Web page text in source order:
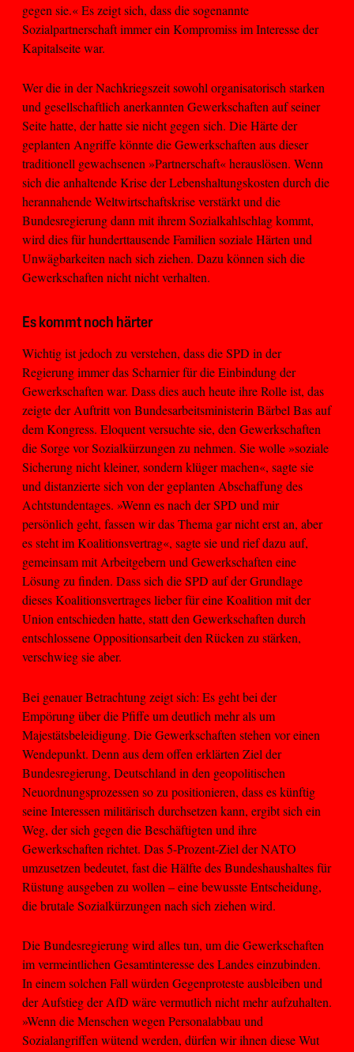
gegen sie.« Es zeigt sich, dass die sogenannte
Sozialpartnerschaft immer ein Kompromiss im Interesse der
Kapitalseite war.
Wer die in der Nachkriegszeit sowohl organisatorisch starken
und gesellschaftlich anerkannten Gewerkschaften auf seiner
Seite hatte, der hatte sie nicht gegen sich. Die Härte der
geplanten Angriffe könnte die Gewerkschaften aus dieser
traditionell gewachsenen »Partnerschaft« herauslösen. Wenn
sich die anhaltende Krise der Lebenshaltungskosten durch die
herannahende Weltwirtschaftskrise verstärkt und die
Bundesregierung dann mit ihrem Sozialkahlschlag kommt,
wird dies für hunderttausende Familien soziale Härten und
Unwägbarkeiten nach sich ziehen. Dazu können sich die
Gewerkschaften nicht nicht verhalten.
Es kommt noch härter
Wichtig ist jedoch zu verstehen, dass die SPD in der
Regierung immer das Scharnier für die Einbindung der
Gewerkschaften war. Dass dies auch heute ihre Rolle ist, das
zeigte der Auftritt von Bundesarbeitsministerin Bärbel Bas auf
dem Kongress. Eloquent versuchte sie, den Gewerkschaften
die Sorge vor Sozialkürzungen zu nehmen. Sie wolle »soziale
Sicherung nicht kleiner, sondern klüger machen«, sagte sie
und distanzierte sich von der geplanten Abschaffung des
Achtstundentages. »Wenn es nach der SPD und mir
persönlich geht, fassen wir das Thema gar nicht erst an, aber
es steht im Koalitionsvertrag«, sagte sie und rief dazu auf,
gemeinsam mit Arbeitgebern und Gewerkschaften eine
Lösung zu finden. Dass sich die SPD auf der Grundlage
dieses Koalitionsvertrages lieber für eine Koalition mit der
Union entschieden hatte, statt den Gewerkschaften durch
entschlossene Oppositionsarbeit den Rücken zu stärken,
verschwieg sie aber.
Bei genauer Betrachtung zeigt sich: Es geht bei der
Empörung über die Pfiffe um deutlich mehr als um
Majestätsbeleidigung. Die Gewerkschaften stehen vor einen
Wendepunkt. Denn aus dem offen erklärten Ziel der
Bundesregierung, Deutschland in den geopolitischen
Neuordnungsprozessen so zu positionieren, dass es künftig
seine Interessen militärisch durchsetzen kann, ergibt sich ein
Weg, der sich gegen die Beschäftigten und ihre
Gewerkschaften richtet. Das 5-Prozent-Ziel der NATO
umzusetzen bedeutet, fast die Hälfte des Bundeshaushaltes für
Rüstung ausgeben zu wollen – eine bewusste Entscheidung,
die brutale Sozialkürzungen nach sich ziehen wird.
Die Bundesregierung wird alles tun, um die Gewerkschaften
im vermeintlichen Gesamtinteresse des Landes einzubinden.
In einem solchen Fall würden Gegenproteste ausbleiben und
der Aufstieg der AfD wäre vermutlich nicht mehr aufzuhalten.
»Wenn die Menschen wegen Personalabbau und
Sozialangriffen wütend werden, dürfen wir ihnen diese Wut